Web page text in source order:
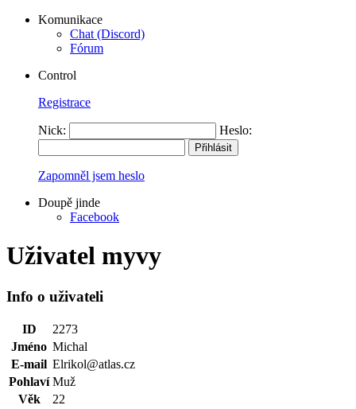
Komunikace
Chat (Discord)
Fórum
Control
Registrace
Nick: Heslo:
Zapomněl jsem heslo
Doupě jinde
Facebook
Uživatel myvy
Info o uživateli
ID
2273
Jméno Michal
E-mail Elrikol@atlas.cz
Pohlaví Muž
Věk
22